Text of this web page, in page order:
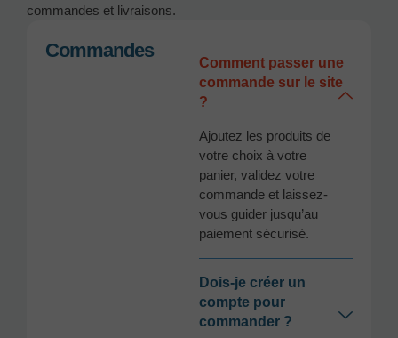
commandes et livraisons.
Commandes
Comment passer une
commande sur le site
?
Ajoutez les produits de
votre choix à votre
panier, validez votre
commande et laissez-
vous guider jusqu’au
paiement sécurisé.
Dois-je créer un
compte pour
commander ?